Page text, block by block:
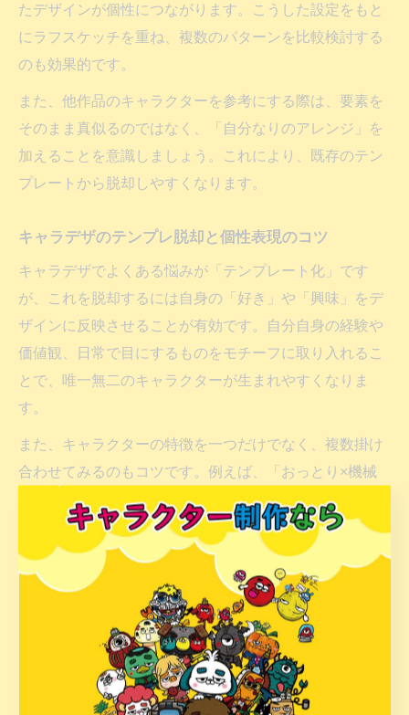
たデザインが個性につながります。こうした設定をもと
にラフスケッチを重ね、複数のパターンを比較検討する
のも効果的です。
また、他作品のキャラクターを参考にする際は、要素を
そのまま真似るのではなく、「自分なりのアレンジ」を
加えることを意識しましょう。これにより、既存のテン
プレートから脱却しやすくなります。
キャラデザのテンプレ脱却と個性表現のコツ
キャラデザでよくある悩みが「テンプレート化」です
が、これを脱却するには自身の「好き」や「興味」をデ
ザインに反映させることが有効です。自分自身の経験や
価値観、日常で目にするものをモチーフに取り入れるこ
とで、唯一無二のキャラクターが生まれやすくなりま
す。
また、キャラクターの特徴を一つだけでなく、複数掛け
合わせてみるのもコツです。例えば、「おっとり×機械
好き」「小柄×格闘家」など、意外性のある組み合わせ
から独自性が生まれます。こうした発想を広げるために
は、日頃から色々なジャンルの作品や現実の人々を観察
することが大切です。
さらに、ラフ段階で複数案を描き比べたり、他者の意見
を取り入れることで新たな視点が加わり、テンプレ化か
らの脱却がしやすくなります。